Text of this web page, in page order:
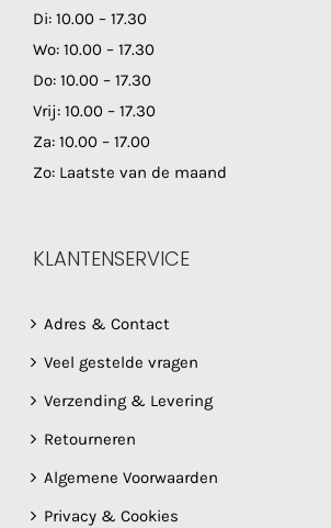
Di: 10.00 – 17.30
Wo: 10.00 – 17.30
Do: 10.00 – 17.30
Vrij: 10.00 – 17.30
Za: 10.00 – 17.00
Zo: Laatste van de maand
KLANTENSERVICE
Adres & Contact
Veel gestelde vragen
Verzending & Levering
Retourneren
Algemene Voorwaarden
Privacy & Cookies